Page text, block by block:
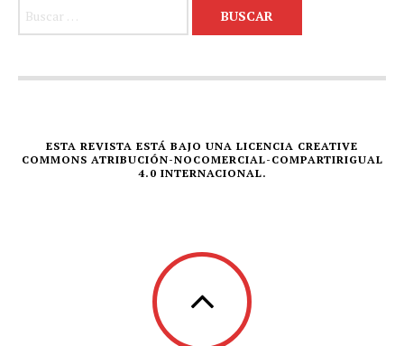
ESTA REVISTA ESTÁ BAJO UNA LICENCIA CREATIVE
COMMONS ATRIBUCIÓN-NOCOMERCIAL-COMPARTIRIGUAL
4.0 INTERNACIONAL.